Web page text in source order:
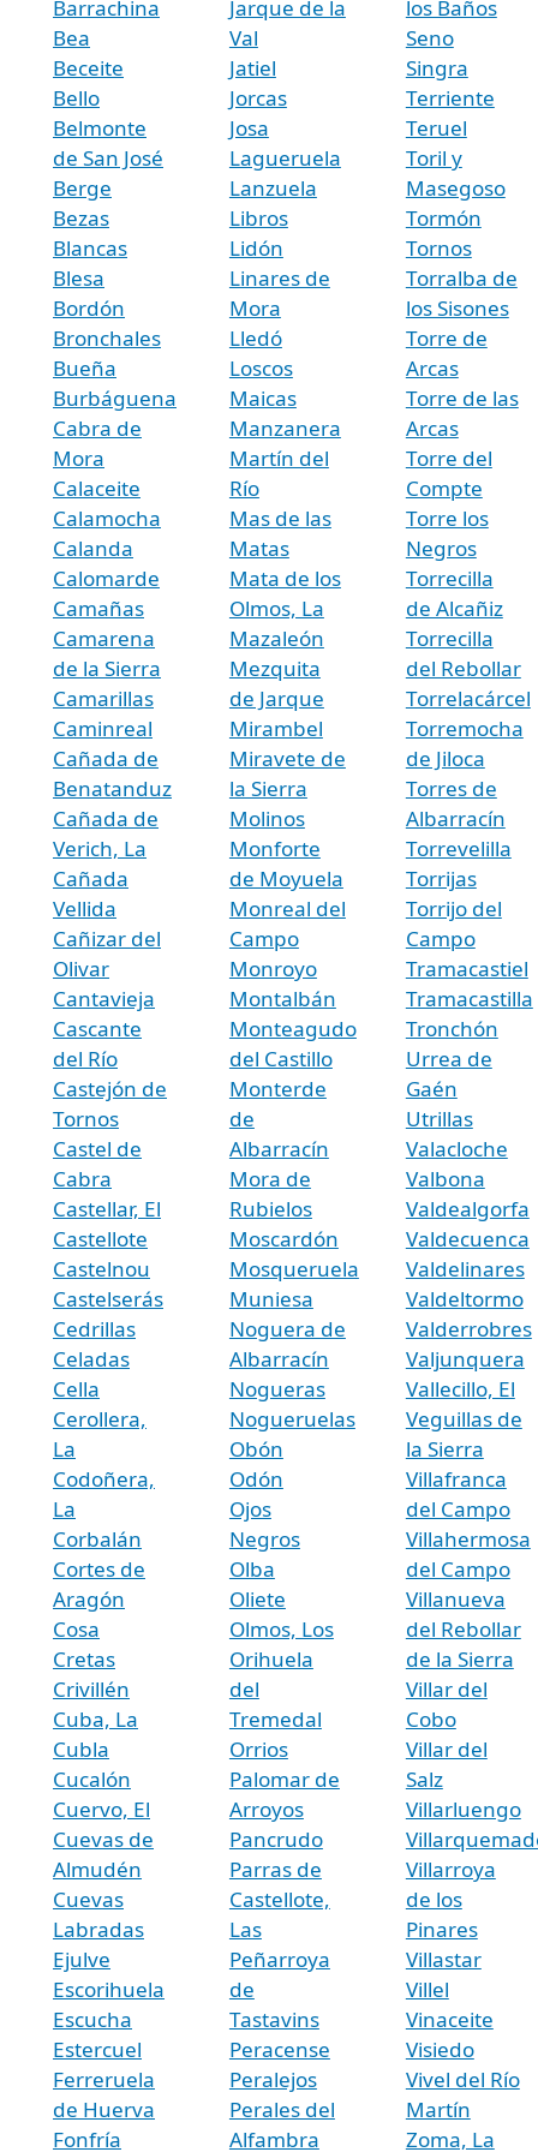
Barrachina
Bea
Beceite
Bello
Belmonte
de San José
Berge
Bezas
Blancas
Blesa
Bordón
Bronchales
Bueña
Burbáguena
Cabra de
Mora
Calaceite
Calamocha
Calanda
Calomarde
Camañas
Camarena
de la Sierra
Camarillas
Caminreal
Cañada de
Benatanduz
Cañada de
Verich, La
Cañada
Vellida
Cañizar del
Olivar
Cantavieja
Cascante
del Río
Castejón de
Tornos
Castel de
Cabra
Castellar, El
Castellote
Castelnou
Castelserás
Cedrillas
Celadas
Cella
Cerollera,
La
Codoñera,
La
Corbalán
Cortes de
Aragón
Cosa
Cretas
Crivillén
Cuba, La
Cubla
Cucalón
Cuervo, El
Cuevas de
Almudén
Cuevas
Labradas
Ejulve
Escorihuela
Escucha
Estercuel
Ferreruela
de Huerva
Fonfría
Jarque de la
Val
Jatiel
Jorcas
Josa
Lagueruela
Lanzuela
Libros
Lidón
Linares de
Mora
Lledó
Loscos
Maicas
Manzanera
Martín del
Río
Mas de las
Matas
Mata de los
Olmos, La
Mazaleón
Mezquita
de Jarque
Mirambel
Miravete de
la Sierra
Molinos
Monforte
de Moyuela
Monreal del
Campo
Monroyo
Montalbán
Monteagudo
del Castillo
Monterde
de
Albarracín
Mora de
Rubielos
Moscardón
Mosqueruela
Muniesa
Noguera de
Albarracín
Nogueras
Nogueruelas
Obón
Odón
Ojos
Negros
Olba
Oliete
Olmos, Los
Orihuela
del
Tremedal
Orrios
Palomar de
Arroyos
Pancrudo
Parras de
Castellote,
Las
Peñarroya
de
Tastavins
Peracense
Peralejos
Perales del
Alfambra
los Baños
Seno
Singra
Terriente
Teruel
Toril y
Masegoso
Tormón
Tornos
Torralba de
los Sisones
Torre de
Arcas
Torre de las
Arcas
Torre del
Compte
Torre los
Negros
Torrecilla
de Alcañiz
Torrecilla
del Rebollar
Torrelacárcel
Torremocha
de Jiloca
Torres de
Albarracín
Torrevelilla
Torrijas
Torrijo del
Campo
Tramacastiel
Tramacastilla
Tronchón
Urrea de
Gaén
Utrillas
Valacloche
Valbona
Valdealgorfa
Valdecuenca
Valdelinares
Valdeltormo
Valderrobres
Valjunquera
Vallecillo, El
Veguillas de
la Sierra
Villafranca
del Campo
Villahermosa
del Campo
Villanueva
del Rebollar
de la Sierra
Villar del
Cobo
Villar del
Salz
Villarluengo
Villarroya
de los
Pinares
Villastar
Villel
Vinaceite
Visiedo
Vivel del Río
Martín
Zoma, La